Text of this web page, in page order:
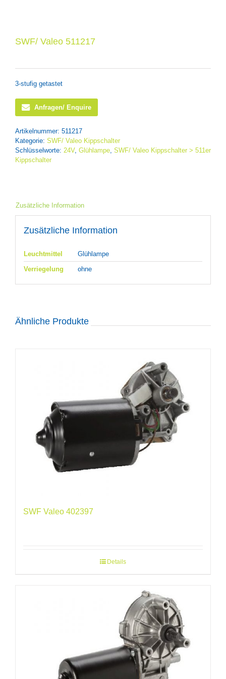
SWF/ Valeo 511217
3-stufig getastet
Anfragen/ Enquire
Artikelnummer: 511217
Kategorie: SWF/ Valeo Kippschalter
Schlüsselworte: 24V, Glühlampe, SWF/ Valeo Kippschalter > 511er
Kippschalter
Zusätzliche Information
Zusätzliche Information
Leuchtmittel
Glühlampe
Verriegelung
ohne
Ähnliche Produkte
SWF Valeo 402397
Details